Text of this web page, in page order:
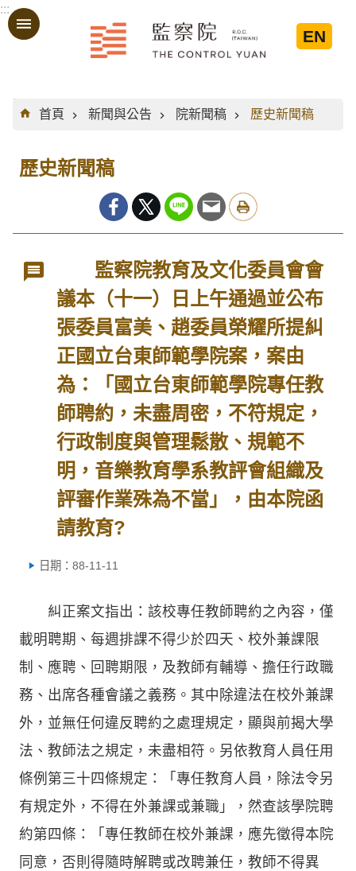
跳到主要內容區塊
:::
EN
:::
首頁
新聞與公告 院新聞稿 歷史新聞稿
歷史新聞稿
監察院教育及文化委員會會
議本（十一）日上午通過並公布
張委員富美、趙委員榮耀所提糾
正國立台東師範學院案，案由
為：「國立台東師範學院專任教
師聘約，未盡周密，不符規定，
行政制度與管理鬆散、規範不
明，音樂教育學系教評會組織及
評審作業殊為不當」，由本院函
請教育?
日期：88-11-11
糾正案文指出：該校專任教師聘約之內容，僅
載明聘期、每週排課不得少於四天、校外兼課限
制、應聘、回聘期限，及教師有輔導、擔任行政職
務、出席各種會議之義務。其中除違法在校外兼課
外，並無任何違反聘約之處理規定，顯與前揭大學
法、教師法之規定，未盡相符。另依教育人員任用
條例第三十四條規定：「專任教育人員，除法令另
有規定外，不得在外兼課或兼職」，然查該學院聘
約第四條：「專任教師在校外兼課，應先徵得本院
同意，否則得隨時解聘或改聘兼任，教師不得異